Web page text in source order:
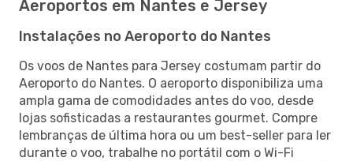
Aeroportos em Nantes e Jersey
Instalações no Aeroporto do Nantes
Os voos de Nantes para Jersey costumam partir do
Aeroporto do Nantes. O aeroporto disponibiliza uma
ampla gama de comodidades antes do voo, desde
lojas sofisticadas a restaurantes gourmet. Compre
lembranças de última hora ou um best-seller para ler
durante o voo, trabalhe no portátil com o Wi-Fi